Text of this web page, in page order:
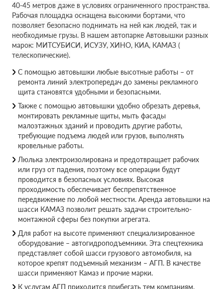
40-45 метров даже в условиях ограниченного пространства.
Рабочая площадка оснащена высокими бортами, что
позволяет безопасно поднимать на ней как людей, так и
необходимые грузы. В нашем автопарке Автовышки разных
марок: МИТСУБИСИ, ИСУЗУ, ХИНО, КИА, КАМАЗ (
телескопические).
С помощью автовышки любые высотные работы – от
ремонта линий электропередач до замены рекламного
щита становятся удобными и безопасными.
Также с помощью автовышки удобно обрезать деревья,
монтировать рекламные щиты, мыть фасады
малоэтажных зданий и проводить другие работы,
требующие подъема людей или грузов, выполнять
кровельные работы.
Люлька электроизолирована и предотвращает рабочих
или груз от падения, поэтому все операции будут
проводится в безопасных условиях. Высокая
проходимость обеспечивает беспрепятственное
передвижение по любой местности. Аренда автовышки на
шасси КАМАЗ позволит решать задачи строительно-
монтажной сферы без покупки агрегата.
Для работ на высоте применяют специализированное
оборудование – автогидроподъемники. Эта спецтехника
представляет собой шасси грузового автомобиля, на
которое крепят подъемный механизм – АГП. В качестве
шасси применяют Камаз и прочие марки.
К услугам АГП приходится прибегать тем компаниям,